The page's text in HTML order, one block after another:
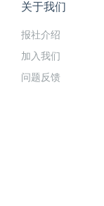
关于我们
报社介绍
加入我们
问题反馈